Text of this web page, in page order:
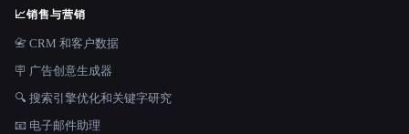
📈销售与营销
📇 CRM 和客户数据
🪧 广告创意生成器
🔍 搜索引擎优化和关键字研究
📧 电子邮件助理